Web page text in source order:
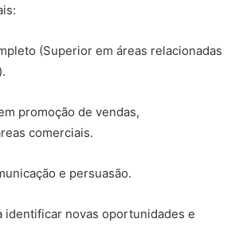
(Superior em áreas relacionadas
promoção de vendas,
comerciais.
e persuasão.
identificar novas oportunidades e